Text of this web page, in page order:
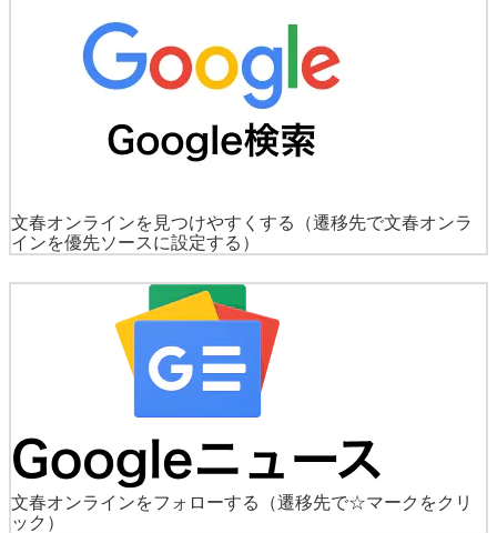
文春オンラインを見つけやすくする
（遷移先で文春オンラ
インを優先ソースに設定する）
文春オンラインをフォローする
（遷移先で☆マークをクリ
ック）